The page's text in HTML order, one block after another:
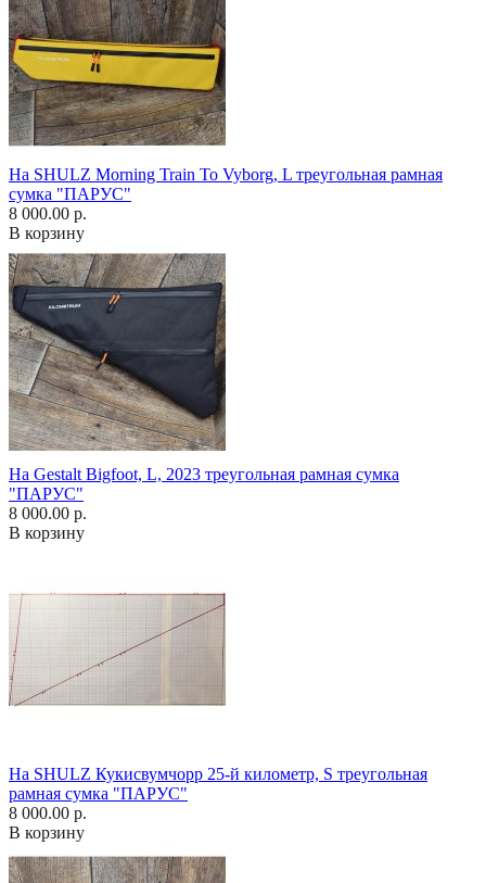
На SHULZ Morning Train To Vyborg, L треугольная рамная
сумка "ПАРУС"
8 000.00 р.
В корзину
На Gestalt Bigfoot, L, 2023 треугольная рамная сумка
"ПАРУС"
8 000.00 р.
В корзину
На SHULZ Кукисвумчорр 25-й километр, S треугольная
рамная сумка "ПАРУС"
8 000.00 р.
В корзину